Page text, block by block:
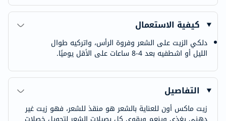
كيفية الاستعمال
دلكي الزيت على الشعر وفروة الرأس، واتركيه طوال
الليل أو اشطفيه بعد 4-8 ساعات على الأقل يوميًا.
التفاصيل
زيت ماكس أون للعناية بالشعر هو منقذ للشعر، فهو زيت غير